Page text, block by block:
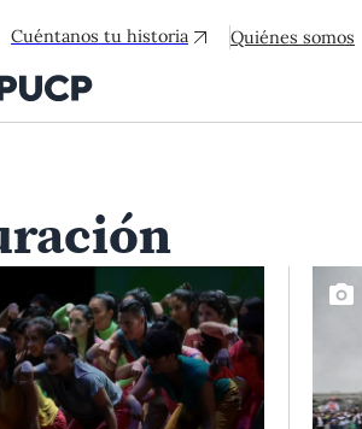
Cuéntanos tu historia Quiénes somos